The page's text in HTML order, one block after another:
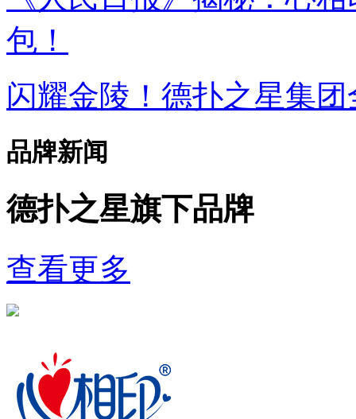
包！
闪耀金陵！德扑之星
品牌新闻
德扑之星旗下品牌
查看更多